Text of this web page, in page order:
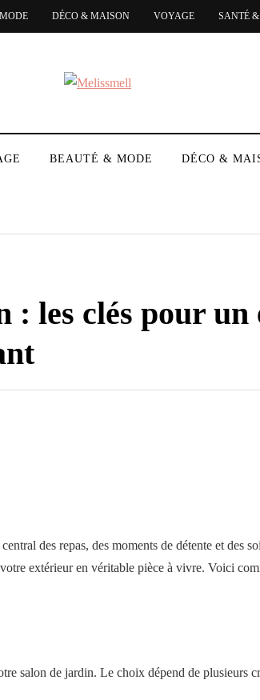
DÉCO & MAISON VOYAGE SANTÉ
BEAUTÉ & MODE DÉCO &
les clés pour un
des repas, des moments de détente et des
extérieur en véritable pièce à vivre. Voici
salon de jardin. Le choix dépend de plusieurs